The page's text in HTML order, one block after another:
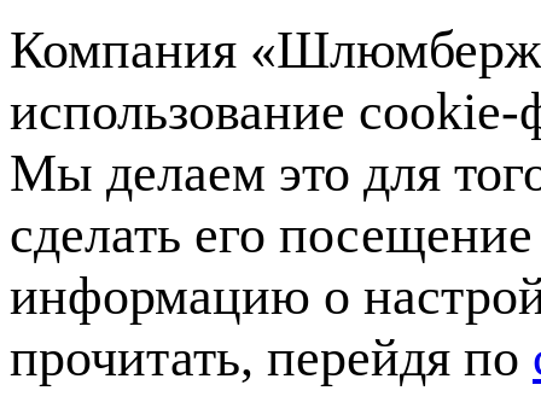
Компания
использование
Мы делаем это для
сделать его
информацию о
прочитать, перейдя по